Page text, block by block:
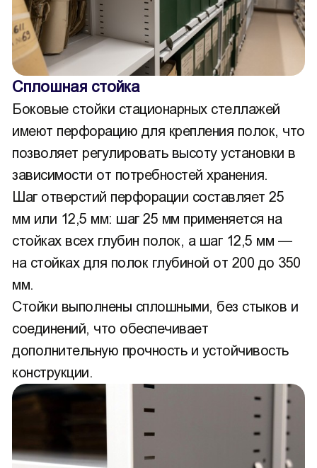
Сплошная стойка
Боковые стойки стационарных стеллажей
имеют перфорацию для крепления полок, что
позволяет регулировать высоту установки в
зависимости от потребностей хранения.
Шаг отверстий перфорации составляет 25
мм или 12,5 мм: шаг 25 мм применяется на
стойках всех глубин полок, а шаг 12,5 мм —
на стойках для полок глубиной от 200 до 350
мм.
Стойки выполнены сплошными, без стыков и
соединений, что обеспечивает
дополнительную прочность и устойчивость
конструкции.